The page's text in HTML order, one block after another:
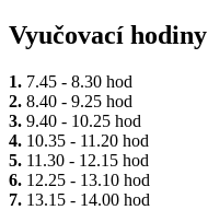
Vyučovací hodiny
1. 7.45 - 8.30 hod
2. 8.40 - 9.25 hod
3. 9.40 - 10.25 hod
4. 10.35 - 11.20 hod
5. 11.30 - 12.15 hod
6. 12.25 - 13.10 hod
7. 13.15 - 14.00 hod